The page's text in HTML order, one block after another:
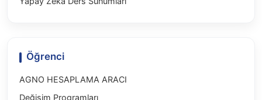
Öğrenci
AGNO HESAPLAMA ARACI
Değişim Programları